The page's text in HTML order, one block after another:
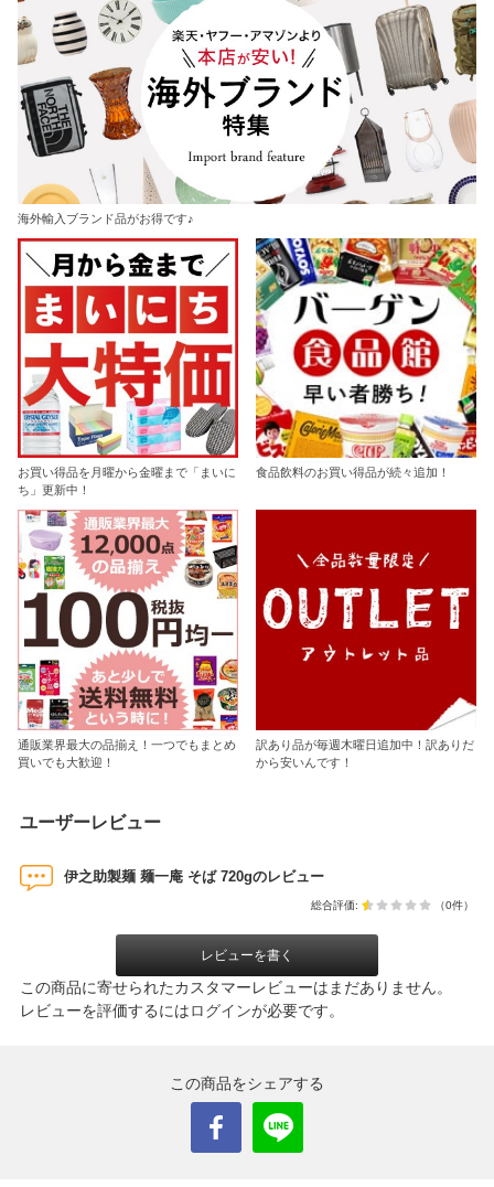
海外輸入ブランド品がお得です♪
お買い得品を月曜から金曜まで「まいに
ち」更新中！
食品飲料のお買い得品が続々追加！
通販業界最大の品揃え！一つでもまとめ
買いでも大歓迎！
訳あり品が毎週木曜日追加中！訳ありだ
から安いんです！
ユーザーレビュー
伊之助製麺 麺一庵 そば 720gのレビュー
総合評価: （0件）
レビューを書く
この商品に寄せられたカスタマーレビューはまだありません。
レビューを評価するにはログインが必要です。
この商品をシェアする